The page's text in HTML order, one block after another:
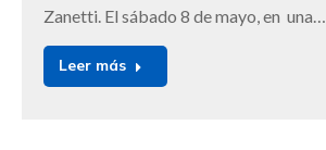
Zanetti. El sábado 8 de mayo, en una…
Leer más